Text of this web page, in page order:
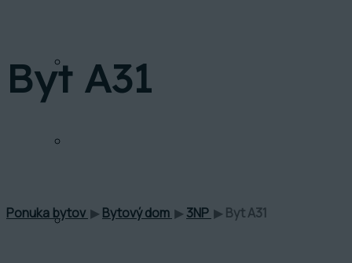
FINANCOVANIE
GALÉRIA
Byt A31
Ponuka bytov ▶ Bytový dom ▶ 3NP ▶ Byt A31